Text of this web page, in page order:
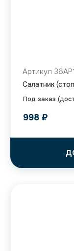
Под заказ
Артикул
Салатник
998 ₽